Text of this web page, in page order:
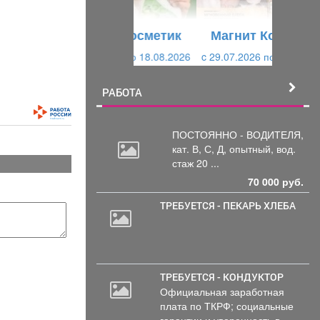
Магнит Косметик
c 29.07.2026 по 25.08.2026
РАБОТА
ПОСТОЯННО - ВОДИТЕЛЯ,
кат. В, С, Д, опытный, вод.
стаж 20 ...
70 000 руб.
ТРЕБУЕТСЯ - ПЕКАРЬ ХЛЕБА
ТРЕБУЕТСЯ - КОНДУКТОР
Официальная заработная
плата по ТКРФ; социальные